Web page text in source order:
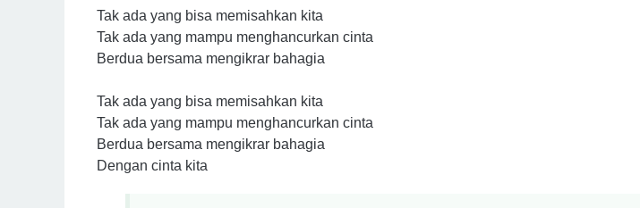
Tak ada yang bisa memisahkan kita
Tak ada yang mampu menghancurkan cinta
Berdua bersama mengikrar bahagia
Tak ada yang bisa memisahkan kita
Tak ada yang mampu menghancurkan cinta
Berdua bersama mengikrar bahagia
Dengan cinta kita